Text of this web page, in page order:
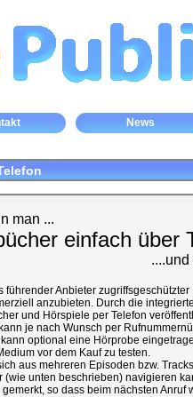
News
man ...
einfach über
führender Anbieter
anzubieten. Durch die
und Hörspiele per Telefon
je nach Wunsch per
optional eine Hörprobe
vor dem Kauf zu testen.
aus mehreren Episoden bzw.
(wie unten beschrieben) navigieren
so dass beim nächsten